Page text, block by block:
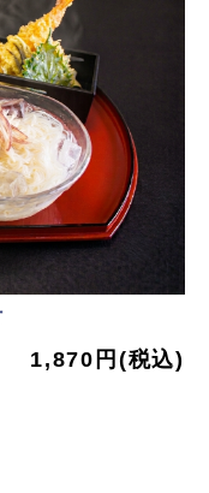
1,870円(税込)